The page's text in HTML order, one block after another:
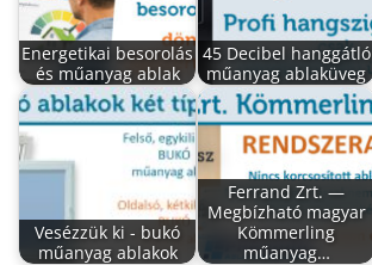
Energetikai besorolás
és műanyag ablak
45 Decibel hanggátló
műanyag ablaküveg
Vesézzük ki - bukó
műanyag ablakok
Ferrand Zrt. —
Megbízható magyar
Kömmerling
műanyag…